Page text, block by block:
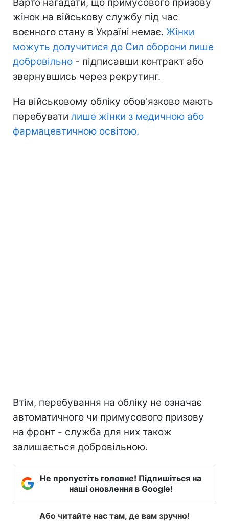
жінок на військову службу під час
воєнного стану в Україні немає. Жінки
можуть долучитися до Сил оборони лише
добровільно - підписавши контракт або
звернувшись через рекрутинг.
На військовому обліку обов'язково мають
перебувати лише жінки з медичною або
фармацевтичною освітою.
Втім, перебування на обліку не означає
автоматичного чи примусового призову
на фронт - служба для них також
залишається добровільною.
Не пропустіть головне! Підпишіться на
наші оновлення в Google!
Або читайте нас там, де вам зручно!